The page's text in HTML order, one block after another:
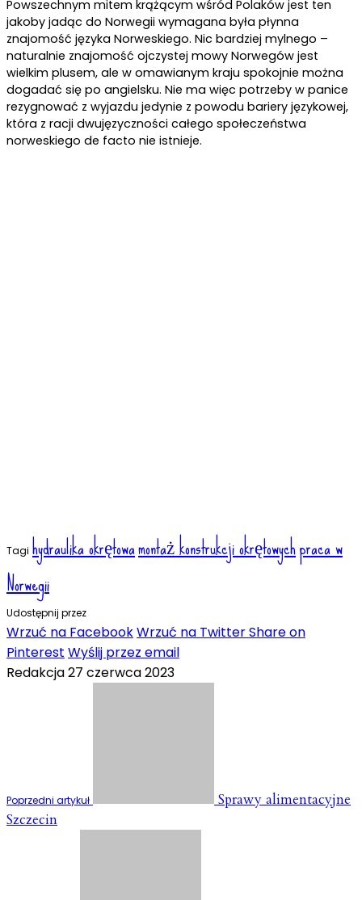
Powszechnym mitem krążącym wśród Polaków jest ten
jakoby jadąc do Norwegii wymagana była płynna
znajomość języka Norweskiego. Nic bardziej mylnego –
naturalnie znajomość ojczystej mowy Norwegów jest
wielkim plusem, ale w omawianym kraju spokojnie można
dogadać się po angielsku. Nie ma więc potrzeby w panice
rezygnować z wyjazdu jedynie z powodu bariery językowej,
która z racji dwujęzyczności całego społeczeństwa
norweskiego de facto nie istnieje.
Tagi hydraulika okrętowamontaż konstrukcji okrętowychpraca w
Norwegii
Udostępnij przez
Wrzuć na FacebookWrzuć na TwitterShare on
Pinterest Wyślij przez email
Redakcja27 czerwca 2023
Poprzedni artykuł
Sprawy alimentacyjne
Szczecin